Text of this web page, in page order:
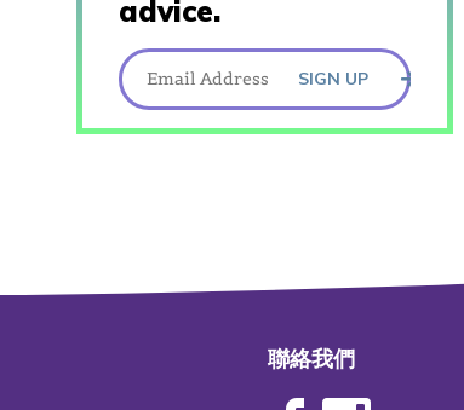
advice.
SIGN UP
聯絡我們